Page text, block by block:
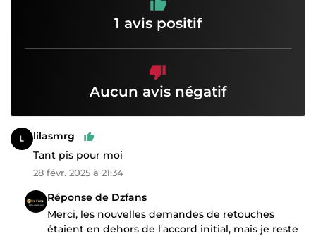
1 avis positif
Aucun avis négatif
lilasmrg
Tant pis pour moi
28 févr. 2025 à 21:34
Réponse de Dzfans
Merci, les nouvelles demandes de retouches
étaient en dehors de l'accord initial, mais je reste